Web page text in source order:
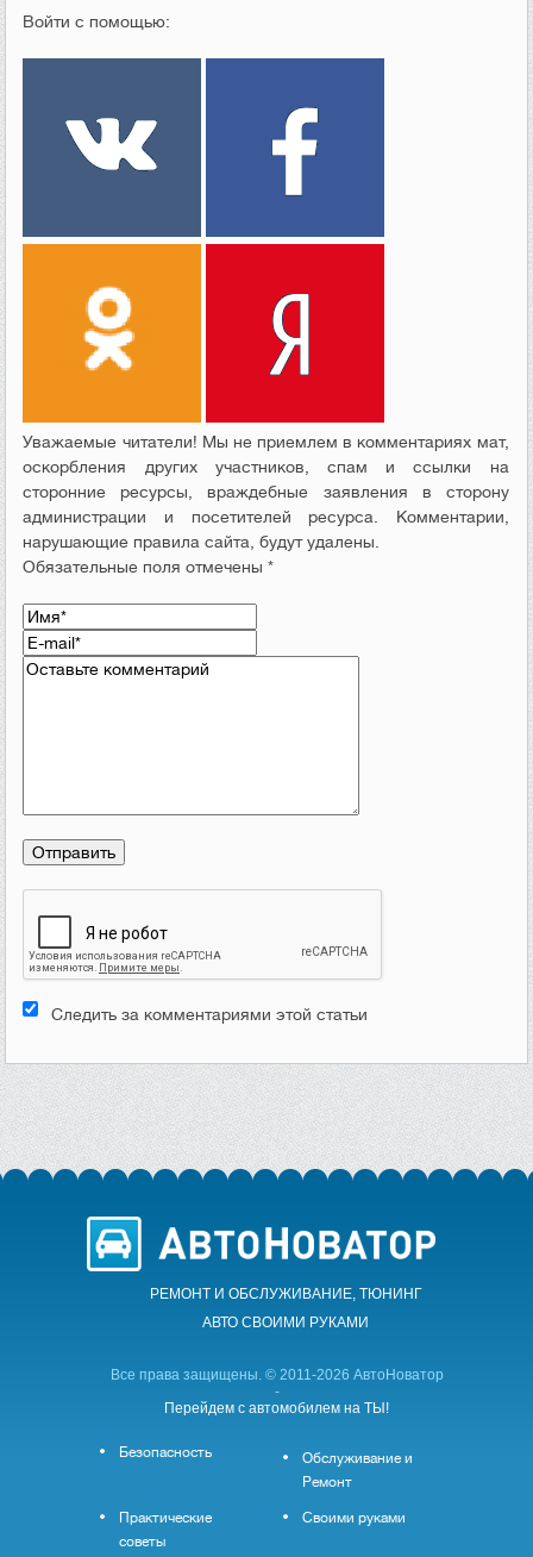
Войти с помощью:
Уважаемые читатели! Мы не приемлем в комментариях мат,
оскорбления других участников, спам и ссылки на
сторонние ресурсы, враждебные заявления в сторону
администрации и посетителей ресурса. Комментарии,
нарушающие правила сайта, будут удалены.
Обязательные поля отмечены *
Следить за комментариями этой статьи
РЕМОНТ И ОБСЛУЖИВАНИЕ, ТЮНИНГ
АВТО CВОИМИ РУКАМИ
Все права защищены. © 2011-2026 АвтоНоватор
-
Перейдем с автомобилем на ТЫ!
Безопасность
Обслуживание и
Ремонт
Практические
советы
Своими руками